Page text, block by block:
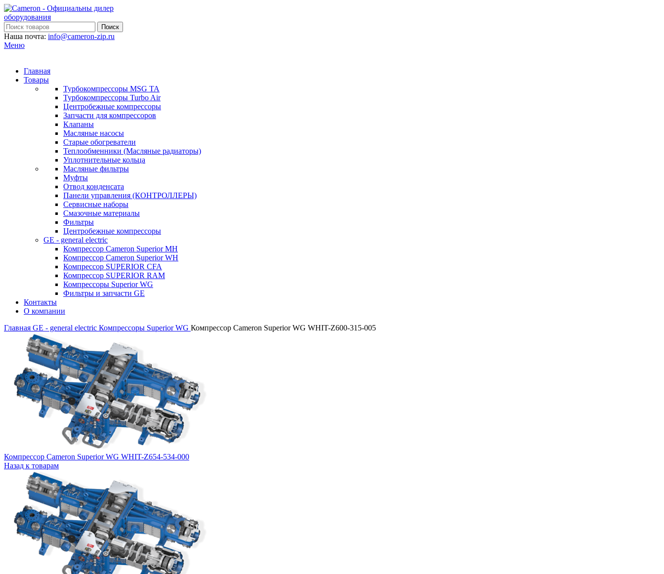
Поиск
Наша почта: info@cameron-zip.ru
Меню
Главная
Товары
Турбокомпрессоры MSG TA
Турбокомпрессоры Turbo Air
Центробежные компрессоры
Запчасти для компрессоров
Клапаны
Масляные насосы
Старые обогреватели
Теплообменники (Масляные радиаторы)
Уплотнительные кольца
Масляные фильтры
Муфты
Отвод конденсата
Панели управления (КОНТРОЛЛЕРЫ)
Сервисные наборы
Смазочные материалы
Фильтры
Центробежные компрессоры
GE - general electric
Компрессор Cameron Superior MH
Компрессор Cameron Superior WH
Компрессор SUPERIOR CFA
Компрессор SUPERIOR RAM
Компрессоры Superior WG
Фильтры и запчасти GE
Контакты
О компании
Главная GE - general electric Компрессоры Superior WG Компрессор Cameron Superior WG WHIT-Z600-315-005
Компрессор Cameron Superior WG WHIT-Z654-534-000
Назад к товарам